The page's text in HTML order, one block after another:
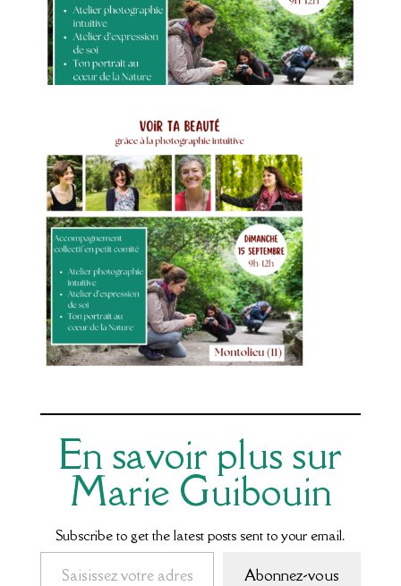
En savoir plus sur
Marie Guibouin
Subscribe to get the latest posts sent to your email.
Saisissez votre adresse e-mail…
Abonnez-vous